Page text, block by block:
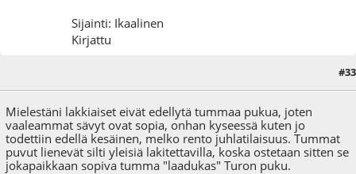
Sijainti: Ikaalinen
Kirjattu
#33
Mielestäni lakkiaiset eivät edellytä tummaa pukua, joten
vaaleammat sävyt ovat sopia, onhan kyseessä kuten jo
todettiin edellä kesäinen, melko rento juhlatilaisuus. Tummat
puvut lienevät silti yleisiä lakitettavilla, koska ostetaan sitten se
jokapaikkaan sopiva tumma "laadukas" Turon puku.